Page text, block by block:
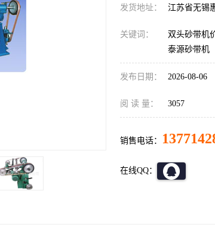
发货地址： 江苏省无锡
关键词：
双头砂带机
泰源砂带机
发布日期： 2026-08-06
阅 读 量： 3057
销售电话：
在线QQ：